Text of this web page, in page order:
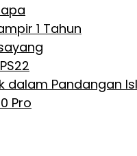
1 Tahun
dalam Pandangan
Pro